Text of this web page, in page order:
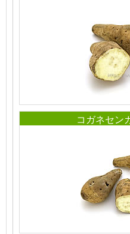
コガネセン